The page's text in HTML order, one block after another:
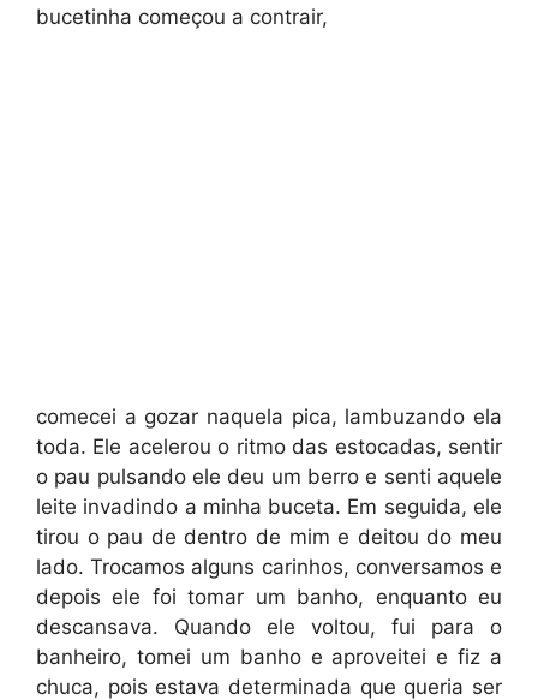
bucetinha começou a contrair,
comecei a gozar naquela pica, lambuzando ela
toda. Ele acelerou o ritmo das estocadas, sentir
o pau pulsando ele deu um berro e senti aquele
leite invadindo a minha buceta. Em seguida, ele
tirou o pau de dentro de mim e deitou do meu
lado. Trocamos alguns carinhos, conversamos e
depois ele foi tomar um banho, enquanto eu
descansava. Quando ele voltou, fui para o
banheiro, tomei um banho e aproveitei e fiz a
chuca, pois estava determinada que queria ser